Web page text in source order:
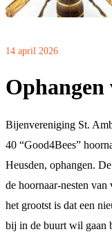
14 april 2026
Bijenvereniging St.
40 “Good4Bees”
Heusden, ophangen.
de hoornaar-nesten
het grootst is dat een
bij in de buurt wil gaan